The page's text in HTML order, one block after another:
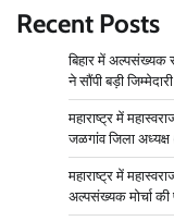
Recent Posts
बिहार में अल्पसंख्यक
ने सौंपी बड़ी जिम्मेदारी
महाराष्ट्र में
जळगांव जिला
महाराष्ट्र में
अल्पसंख्यक मोर्चा
वार्ड
साहब